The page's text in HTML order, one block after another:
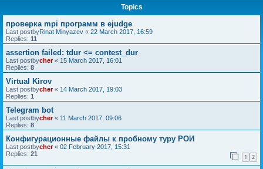
Topics
проверка mpi программ в ejudge
Last postbyRinat Minyazev « 22 March 2017, 16:59
Replies: 11
assertion failed: tdur <= contest_dur
Last postbycher« 15 March 2017, 16:01
Replies: 8
Virtual Kirov
Last postbycher« 14 March 2017, 19:03
Replies: 1
Telegram bot
Last postbycher« 11 March 2017, 09:06
Replies: 8
Конфигурационные файлы к пробному туру РОИ
Last postbycher« 02 February 2017, 15:31
Replies: 21 1 2